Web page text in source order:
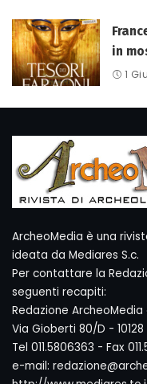
in
1
ArcheoMedia è una
ideata da Mediares S.c.
Per contattare la
seguenti recapiti:
Redazione ArcheoMedia
Via Gioberti 80/D - 10128
Tel 011.5806363 - Fax
e-mail: